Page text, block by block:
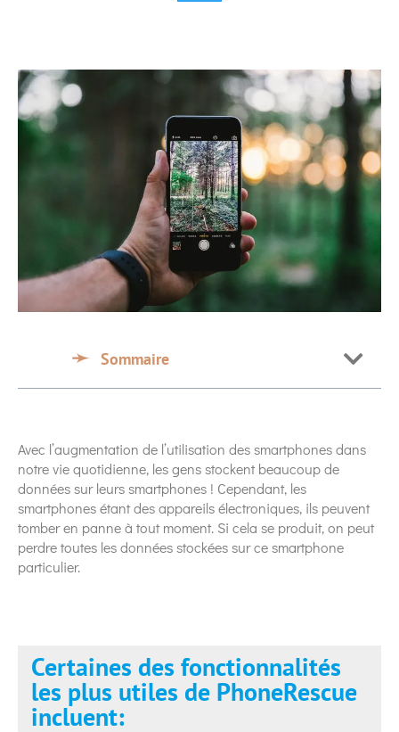
Sommaire
Avec l’augmentation de l’utilisation des smartphones dans
notre vie quotidienne, les gens stockent beaucoup de
données sur leurs smartphones ! Cependant, les
smartphones étant des appareils électroniques, ils peuvent
tomber en panne à tout moment. Si cela se produit, on peut
perdre toutes les données stockées sur ce smartphone
particulier.
Certaines des fonctionnalités
les plus utiles de PhoneRescue
incluent: